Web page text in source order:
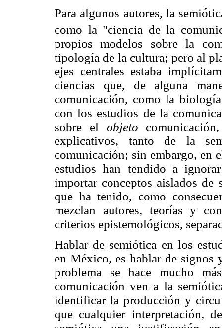
Para algunos autores, la
como la "ciencia de la
propios modelos sobre la
tipología de la cultura; pero al
ejes centrales estaba
ciencias que, de alguna
comunicación, como la
con los estudios de la
sobre el objeto
explicativos, tanto de la
comunicación; sin embargo, en
estudios han tendido a
importar conceptos aislados
que ha tenido, como
mezclan autores, teorías y
criterios epistemológicos,
Hablar de semiótica en los
en México, es hablar de
problema se hace mucho
comunicación ven a la
identificar la producción y
que cualquier interpretación,